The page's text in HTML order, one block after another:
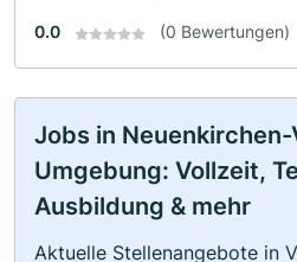
0.0 (0 Bewertungen)
Jobs in Neuenkirchen-
Umgebung: Vollzeit,
Ausbildung & mehr
Aktuelle Stellenangebote in